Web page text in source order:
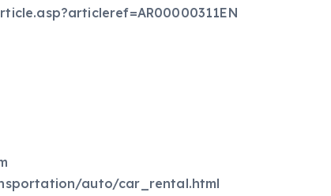
auto/car_rental.html